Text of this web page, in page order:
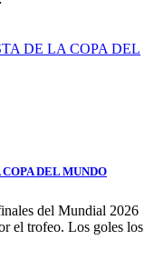
DEL MUNDO
del Mundial 2026
el trofeo. Los goles los